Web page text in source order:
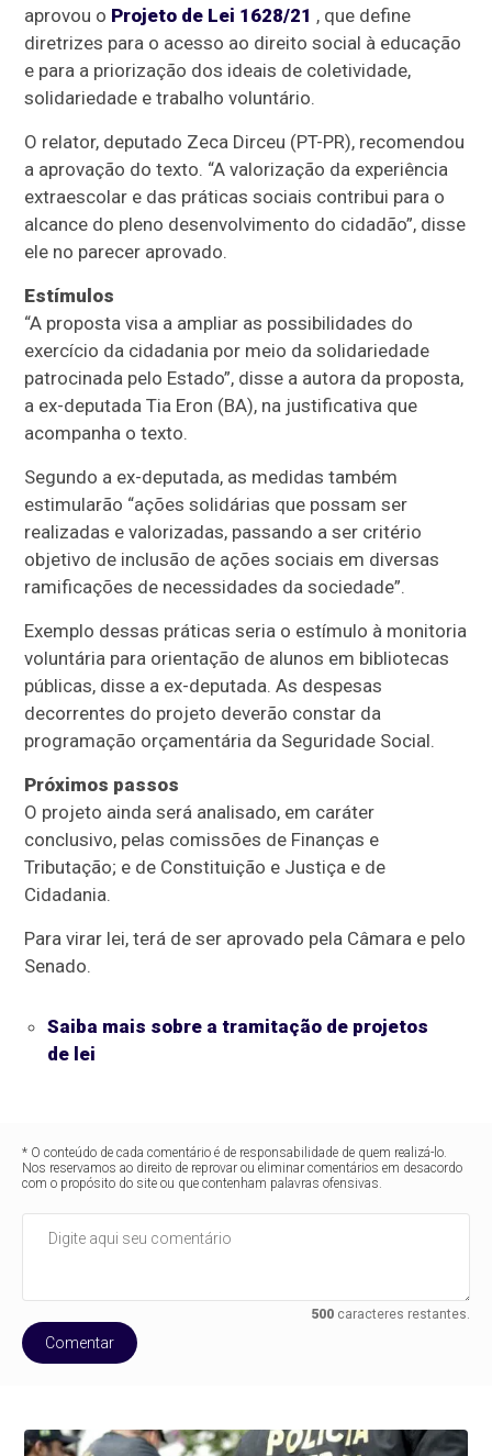
aprovou o Projeto de Lei 1628/21 , que define
diretrizes para o acesso ao direito social à educação
e para a priorização dos ideais de coletividade,
solidariedade e trabalho voluntário.
O relator, deputado Zeca Dirceu (PT-PR), recomendou
a aprovação do texto. “A valorização da experiência
extraescolar e das práticas sociais contribui para o
alcance do pleno desenvolvimento do cidadão”, disse
ele no parecer aprovado.
Estímulos
“A proposta visa a ampliar as possibilidades do
exercício da cidadania por meio da solidariedade
patrocinada pelo Estado”, disse a autora da proposta,
a ex-deputada Tia Eron (BA), na justificativa que
acompanha o texto.
Segundo a ex-deputada, as medidas também
estimularão “ações solidárias que possam ser
realizadas e valorizadas, passando a ser critério
objetivo de inclusão de ações sociais em diversas
ramificações de necessidades da sociedade”.
Exemplo dessas práticas seria o estímulo à monitoria
voluntária para orientação de alunos em bibliotecas
públicas, disse a ex-deputada. As despesas
decorrentes do projeto deverão constar da
programação orçamentária da Seguridade Social.
Próximos passos
O projeto ainda será analisado, em caráter
conclusivo, pelas comissões de Finanças e
Tributação; e de Constituição e Justiça e de
Cidadania.
Para virar lei, terá de ser aprovado pela Câmara e pelo
Senado.
Saiba mais sobre a tramitação de projetos
de lei
* O conteúdo de cada comentário é de responsabilidade de quem realizá-lo.
Nos reservamos ao direito de reprovar ou eliminar comentários em desacordo
com o propósito do site ou que contenham palavras ofensivas.
500caracteres restantes.
Comentar